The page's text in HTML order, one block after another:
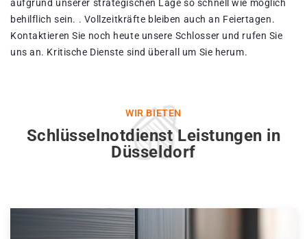
aufgrund unserer strategischen Lage so schnell wie möglich
behilflich sein. . Vollzeitkräfte bleiben auch an Feiertagen.
Kontaktieren Sie noch heute unsere Schlosser und rufen Sie
uns an. Kritische Dienste sind überall um Sie herum.
WIR BIETEN
Schlüsselnotdienst Leistungen in
Düsseldorf